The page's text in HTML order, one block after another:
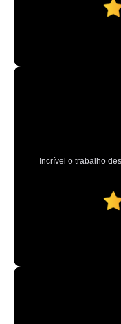
Incrível o trabalho